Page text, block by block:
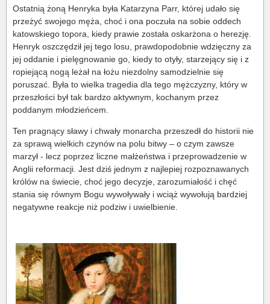
Ostatnią żoną Henryka była Katarzyna Parr, której udało się
przeżyć swojego męża, choć i ona poczuła na sobie oddech
katowskiego topora, kiedy prawie została oskarżona o herezję.
Henryk oszczędził jej tego losu, prawdopodobnie wdzięczny za
jej oddanie i pielęgnowanie go, kiedy to otyły, starzejący się i z
ropiejącą nogą leżał na łożu niezdolny samodzielnie się
poruszać. Była to wielka tragedia dla tego mężczyzny, który w
przeszłości był tak bardzo aktywnym, kochanym przez
poddanym młodzieńcem.
Ten pragnący sławy i chwały monarcha przeszedł do historii nie
za sprawą wielkich czynów na polu bitwy – o czym zawsze
marzył - lecz poprzez liczne małżeństwa i przeprowadzenie w
Anglii reformacji. Jest dziś jednym z najlepiej rozpoznawanych
królów na świecie, choć jego decyzje, zarozumiałość i chęć
stania się równym Bogu wywoływały i wciąż wywołują bardziej
negatywne reakcje niż podziw i uwielbienie.